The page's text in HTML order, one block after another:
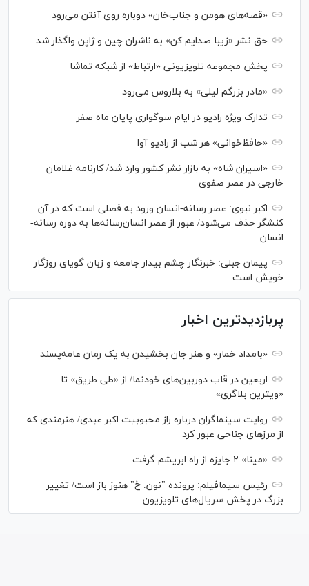
«قصه‌های هومن و جناب‌خان» دوباره روی آنتن می‌رود
حق نشر «زیبا صدایم کن» به ناشران چین و ژاپن واگذار شد
پخش مجموعه تلویزیونی «ارتباط» از شبکه تماشا
«مادر بزرگم لیلی» به بلاروس می‌رود
تدارک ویژه رادیو در ایام سوگواری پایان ماه صفر
«حافظ‌خوانی» هر شب از رادیو آوا
«اسیران شاه» به بازار نشر کشور وارد شد/ کارنامه غلامان
خارجی در عصر صفوی
اکبر نبوی: عصر رسانه-انسان ورود به فصلی است که در آن
کنشگر حذف می‌شود/ عبور از عصر انسان‌رسانه‌ها به دوره رسانه-
انسان
پیمان جبلی: خبرنگار چشم بیدار جامعه و زبان گویای روزگار
خویش است
پربازدیدترین اخبار
«بامداد خمار» و هنر جان بخشیدن به یک رمان عامه‌پسند
اربعین در قاب دوربین‌های خودنما/ از «طی طریق» تا
«ویترین بلاگری»
روایت سینماگران درباره راز محبوبیت اکبر عبدی/ هنرمندی که
از مرزهای جناحی عبور کرد
«مینا» ۲ جایزه از راه ابریشم گرفت
رئیس سیمافیلم: پرونده "نون. خ" هنوز باز است/ تغییر
بزرگ در پخش سریال‌های تلویزیون